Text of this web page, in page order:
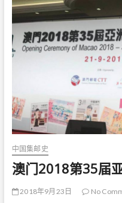
丁
、
李
门
2
0
1
8
亚
洲
展
中国集邮史
澳门2018第35届
2018年9月23日 No